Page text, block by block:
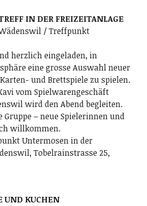
IN DER FREIZEITANLAGE
/ Treffpunkt
herzlich eingeladen, in
eine grosse Auswahl neuer
und Brettspiele zu spielen.
vom Spielwarengeschäft
wird den Abend begleiten.
Gruppe – neue Spielerinnen und
willkommen.
Untermosen in der
Tobelrainstrasse 25,
UND KUCHEN